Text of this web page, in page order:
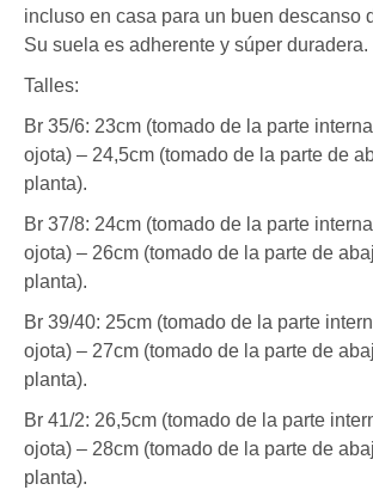
incluso en casa para un buen descanso
Su suela es adherente y súper duradera.
Talles:
Br 35/6: 23cm (tomado de la parte
ojota) – 24,5cm (tomado de la parte de
planta).
Br 37/8: 24cm (tomado de la parte
ojota) – 26cm (tomado de la parte de
planta).
Br 39/40: 25cm (tomado de la parte
ojota) – 27cm (tomado de la parte de
planta).
Br 41/2: 26,5cm (tomado de la parte
ojota) – 28cm (tomado de la parte de
planta).